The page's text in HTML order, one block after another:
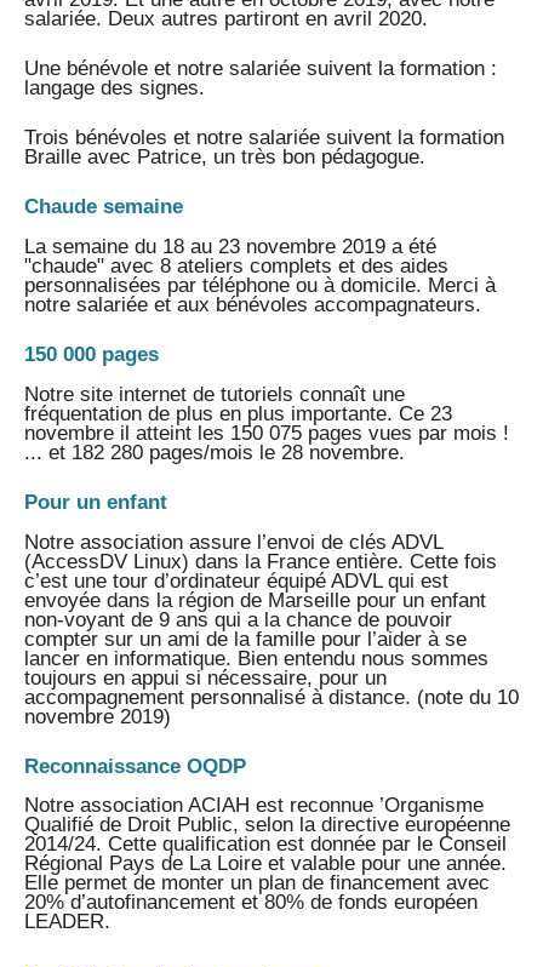
salariée. Deux autres partiront en avril 2020.
Une bénévole et notre salariée suivent la formation :
langage des signes.
Trois bénévoles et notre salariée suivent la formation
Braille avec Patrice, un très bon pédagogue.
Chaude semaine
La semaine du 18 au 23 novembre 2019 a été
"chaude" avec 8 ateliers complets et des aides
personnalisées par téléphone ou à domicile. Merci à
notre salariée et aux bénévoles accompagnateurs.
150 000 pages
Notre site internet de tutoriels connaît une
fréquentation de plus en plus importante. Ce 23
novembre il atteint les 150 075 pages vues par mois !
... et 182 280 pages/mois le 28 novembre.
Pour un enfant
Notre association assure l’envoi de clés ADVL
(AccessDV Linux) dans la France entière. Cette fois
c’est une tour d’ordinateur équipé ADVL qui est
envoyée dans la région de Marseille pour un enfant
non-voyant de 9 ans qui a la chance de pouvoir
compter sur un ami de la famille pour l’aider à se
lancer en informatique. Bien entendu nous sommes
toujours en appui si nécessaire, pour un
accompagnement personnalisé à distance. (note du 10
novembre 2019)
Reconnaissance OQDP
Notre association ACIAH est reconnue ’Organisme
Qualifié de Droit Public, selon la directive européenne
2014/24. Cette qualification est donnée par le Conseil
Régional Pays de La Loire et valable pour une année.
Elle permet de monter un plan de financement avec
20% d’autofinancement et 80% de fonds européen
LEADER.